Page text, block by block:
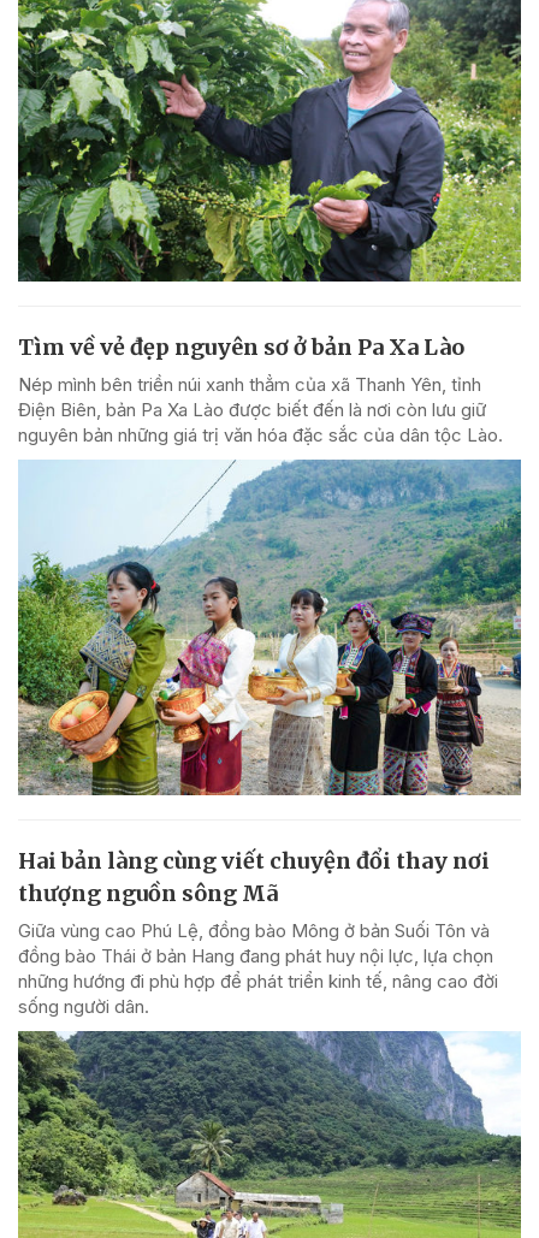
Tìm về vẻ đẹp nguyên sơ ở bản Pa Xa Lào
Nép mình bên triền núi xanh thẳm của xã Thanh Yên, tỉnh
Điện Biên, bản Pa Xa Lào được biết đến là nơi còn lưu giữ
nguyên bản những giá trị văn hóa đặc sắc của dân tộc Lào.
Hai bản làng cùng viết chuyện đổi thay nơi
thượng nguồn sông Mã
Giữa vùng cao Phú Lệ, đồng bào Mông ở bản Suối Tôn và
đồng bào Thái ở bản Hang đang phát huy nội lực, lựa chọn
những hướng đi phù hợp để phát triển kinh tế, nâng cao đời
sống người dân.